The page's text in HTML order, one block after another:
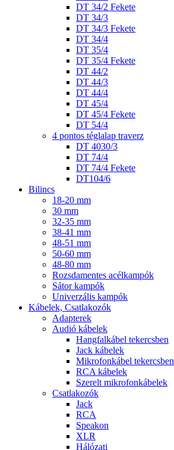
DT 34/2 Fekete
DT 34/3
DT 34/3 Fekete
DT 34/4
DT 35/4
DT 35/4 Fekete
DT 44/2
DT 44/3
DT 44/4
DT 45/4
DT 45/4 Fekete
DT 54/4
4 pontos téglalap traverz
DT 4030/3
DT 74/4
DT 74/4 Fekete
DT104/6
Bilincs
18-20 mm
30 mm
32-35 mm
38-41 mm
48-51 mm
50-60 mm
48-80 mm
Rozsdamentes acélkampók
Sátor kampók
Univerzális kampók
Kábelek, Csatlakozók
Adapterek
Audió kábelek
Hangfalkábel tekercsben
Jack kábelek
Mikrofonkábel tekercsben
RCA kábelek
Szerelt mikrofonkábelek
Csatlakozók
Jack
RCA
Speakon
XLR
Hálózati